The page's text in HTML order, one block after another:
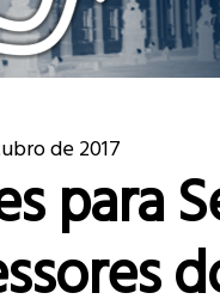
de 2017
para